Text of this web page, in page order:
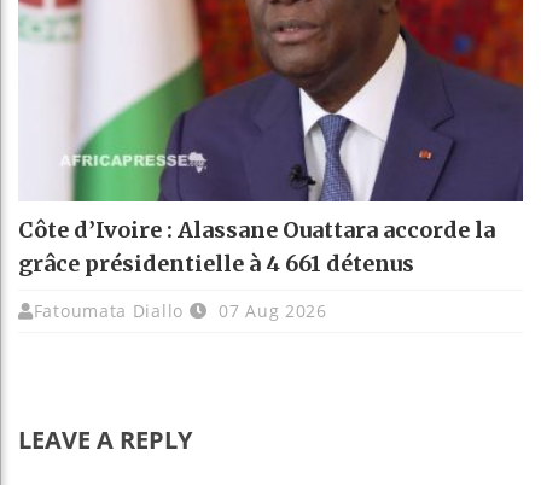
Côte d’Ivoire : Alassane Ouattara accorde la
grâce présidentielle à 4 661 détenus
Fatoumata Diallo 07 Aug 2026
LEAVE A REPLY